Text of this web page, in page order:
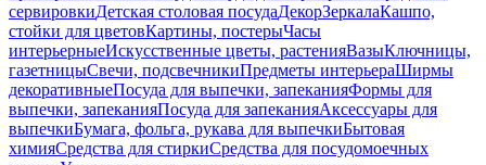
сервировкиДетская столовая посудаДекорЗеркалаКашпо,
стойки для цветовКартины, постерыЧасы
интерьерныеИскусственные цветы, растенияВазыКлючницы,
газетницыСвечи, подсвечникиПредметы интерьераШирмы
декоративныеПосуда для выпечки, запеканияФормы для
выпечки, запеканияПосуда для запеканияАксессуары для
выпечкиБумага, фольга, рукава для выпечкиБытовая
химияСредства для стиркиСредства для посудомоечных